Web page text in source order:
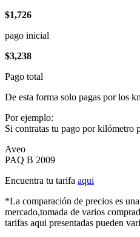
$1,726
pago inicial
$3,238
Pago total
De esta forma solo pagas por los
Por ejemplo:
Si contratas tu pago por kilómetro
Aveo
PAQ B 2009
Encuentra tu tarifa aqui
*La comparación de precios es
mercado,tomada de varios
tarifas aqui presentadas pueden